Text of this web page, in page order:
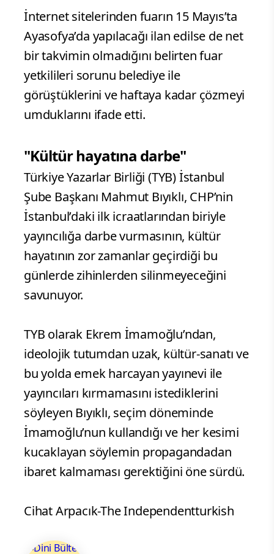
İnternet sitelerinden fuarın 15 Mayıs’ta
Ayasofya’da yapılacağı ilan edilse de net
bir takvimin olmadığını belirten fuar
yetkilileri sorunu belediye ile
görüştüklerini ve haftaya kadar çözmeyi
umduklarını ifade etti.
"Kültür hayatına darbe"
Türkiye Yazarlar Birliği (TYB) İstanbul
Şube Başkanı Mahmut Bıyıklı, CHP’nin
İstanbul’daki ilk icraatlarından biriyle
yayıncılığa darbe vurmasının, kültür
hayatının zor zamanlar geçirdiği bu
günlerde zihinlerden silinmeyeceğini
savunuyor.
TYB olarak Ekrem İmamoğlu’ndan,
ideolojik tutumdan uzak, kültür-sanatı ve
bu yolda emek harcayan yayınevi ile
yayıncıları kırmamasını istediklerini
söyleyen Bıyıklı, seçim döneminde
İmamoğlu’nun kullandığı ve her kesimi
kucaklayan söylemin propagandadan
ibaret kalmaması gerektiğini öne sürdü.
Cihat Arpacık-The Independentturkish